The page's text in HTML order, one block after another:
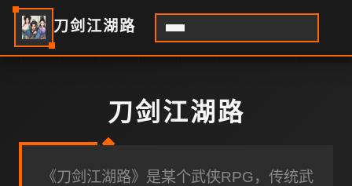
刀剑江湖路
刀剑江湖路
《刀剑江湖路》是某个武侠RPG，传统武